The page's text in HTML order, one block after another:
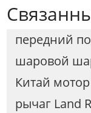
передний
шаровой
Китай
рычаг Land